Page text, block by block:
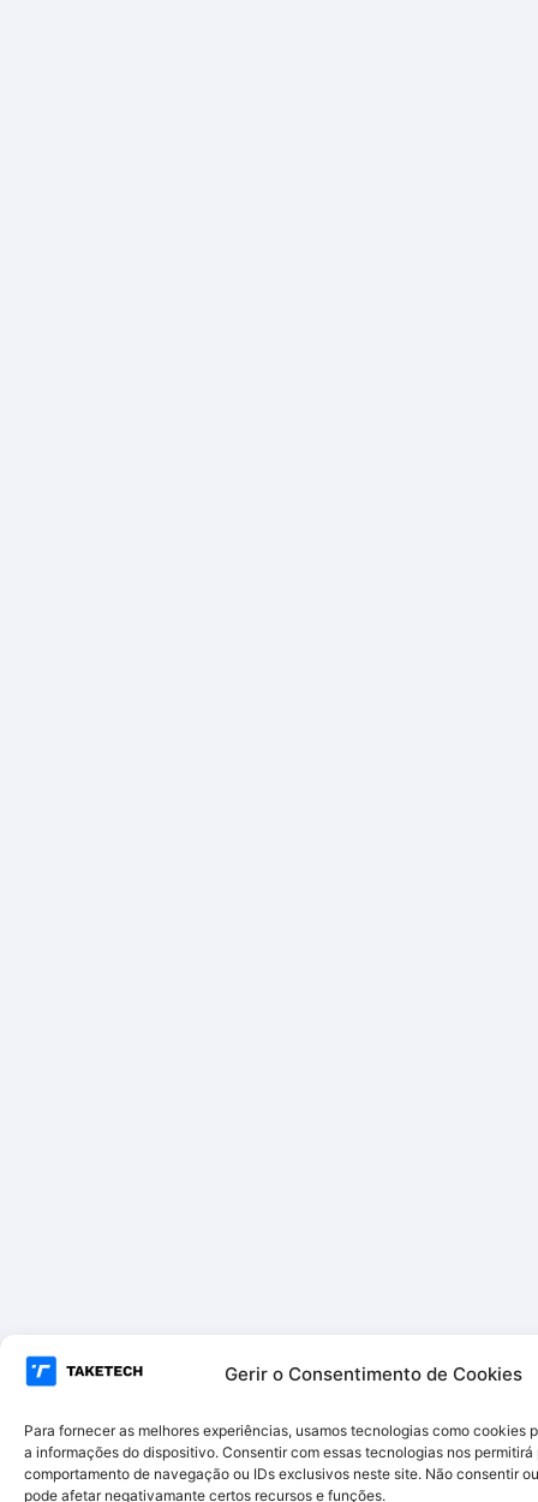
Gerir o Consentimento de Cookies
Para fornecer as melhores experiências, usamos tecnologias como cookies
a informações do dispositivo. Consentir com essas tecnologias nos
comportamento de navegação ou IDs exclusivos neste site. Não consentir
pode afetar negativamante certos recursos e funções.